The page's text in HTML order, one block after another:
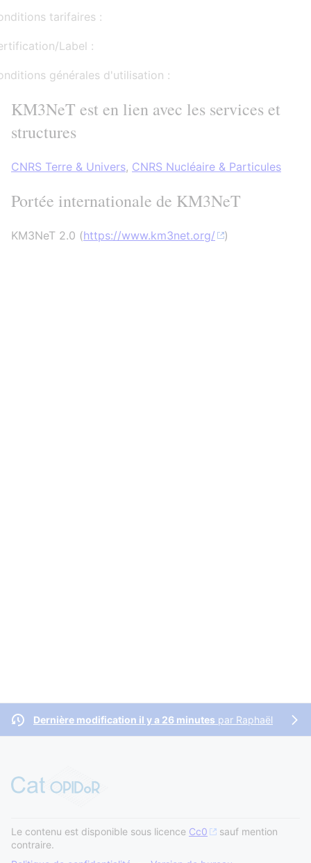
tarifaires :
Label :
générales d'utilisation :
KM3NeT est en lien avec les services et
structures
CNRS Terre & Univers, CNRS Nucléaire & Particules
Portée internationale de KM3NeT
KM3NeT 2.0 (https://www.km3net.org/ )
Dernière modification il y a 26 minutes par Raphaël
Le contenu est disponible sous licence Cc0
sauf mention
contraire.